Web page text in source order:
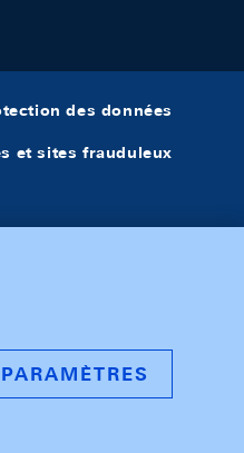
des données
et sites frauduleux